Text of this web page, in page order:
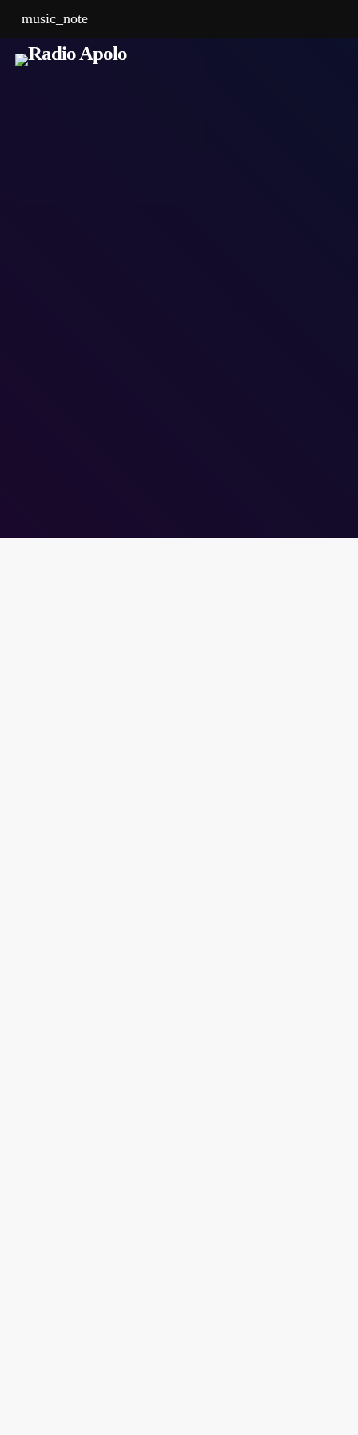
music_note